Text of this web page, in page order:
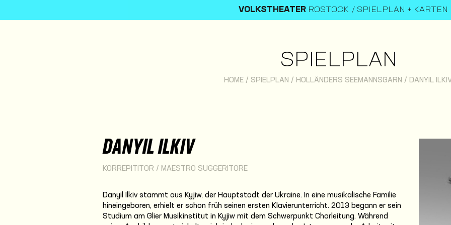
VOLKSTHEATER ROSTOCK SPIELPLAN + KARTEN
SPIELPLAN
HOME / SPIELPLAN / HOLLÄNDERS SEEMANNSGARN / DANYIL
DANYIL ILKIV
KORREPITITOR / MAESTRO SUGGERITORE
Danyil Ilkiv stammt aus Kyjiw, der Hauptstadt der Ukraine. In eine musikalische Familie
hineingeboren, erhielt er schon früh seinen ersten Klavierunterricht. 2013 begann er sein
Studium am Glier Musikinstitut in Kyjiw mit dem Schwerpunkt Chorleitung. Während